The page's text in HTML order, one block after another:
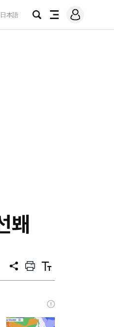
日本語
검
전
메
그
봬
공
프
트
텍
트